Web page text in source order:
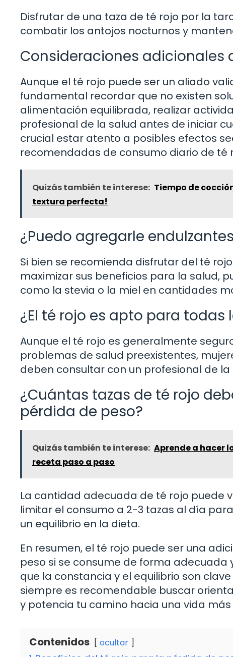
Disfrutar de una taza de té rojo por la
combatir los antojos nocturnos y
Consideraciones adicionales
Aunque el té rojo puede ser un aliado
fundamental recordar que no existen
alimentación equilibrada, realizar
profesional de la salud antes de iniciar
crucial estar atento a posibles efectos
recomendadas de consumo diario de té
Quizás también te interese: Tiempo de
textura perfecta!
¿Puedo agregarle
Si bien se recomienda disfrutar del té
maximizar sus beneficios para la salud,
como la stevia o la miel en cantidades
¿El té rojo es apto para todas
Aunque el té rojo es generalmente
problemas de salud preexistentes,
deben consultar con un profesional de
¿Cuántas tazas de té rojo
pérdida de peso?
Quizás también te interese: Aprende a hacer
receta paso a paso
La cantidad adecuada de té rojo puede
limitar el consumo a 2-3 tazas al día
un equilibrio en la dieta.
En resumen, el té rojo puede ser una
peso si se consume de forma
que la constancia y el equilibrio son
siempre es recomendable buscar
y potencia tu camino hacia una vida
Contenidos ocultar